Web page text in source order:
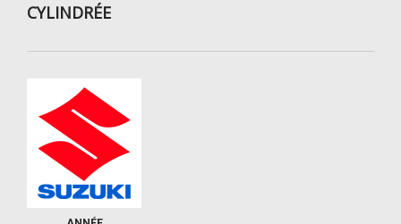
CYLINDRÉE